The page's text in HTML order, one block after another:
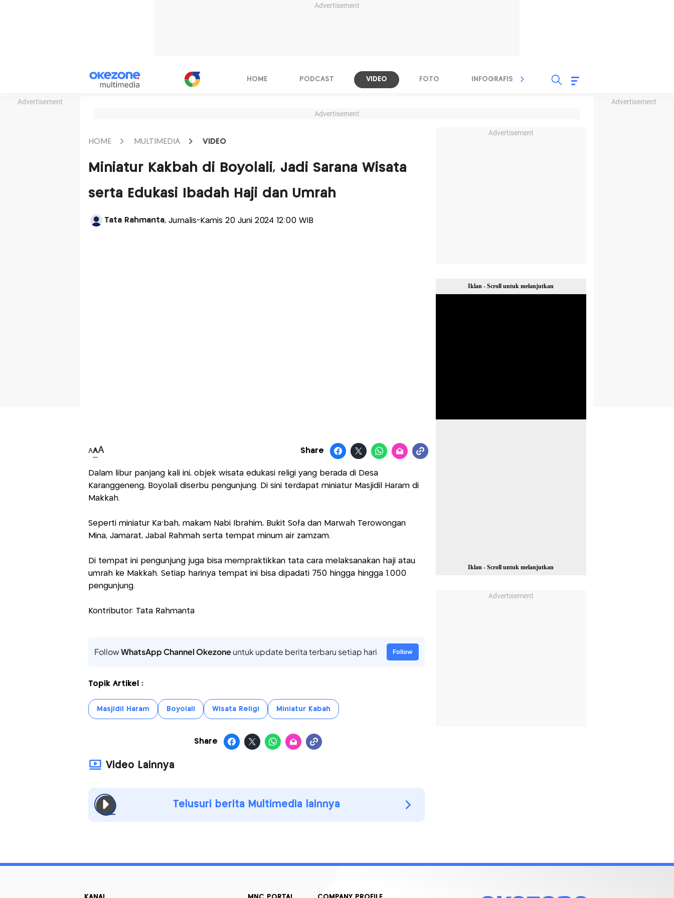
Advertisement
Advertisement Advertisement
HOME PODCAST VIDEO FOTO INFOGRAFIS TV STREAMING
Advertisement
HOME MULTIMEDIA VIDEO
Miniatur Kakbah di Boyolali, Jadi Sarana Wisata
serta Edukasi Ibadah Haji dan Umrah
Tata Rahmanta, Jurnalis-Kamis 20 Juni 2024 12:00 WIB
AAA Share
Dalam libur panjang kali ini, objek wisata edukasi religi yang berada di Desa
Karanggeneng, Boyolali diserbu pengunjung. Di sini terdapat miniatur Masjidil Haram di
Makkah.
Seperti miniatur Ka'bah, makam Nabi Ibrahim, Bukit Sofa dan Marwah Terowongan
Mina, Jamarat, Jabal Rahmah serta tempat minum air zamzam.
Di tempat ini pengunjung juga bisa mempraktikkan tata cara melaksanakan haji atau
umrah ke Makkah. Setiap harinya tempat ini bisa dipadati 750 hingga hingga 1.000
pengunjung.
Kontributor: Tata Rahmanta
FollowWhatsApp Channel Okezoneuntuk update berita terbaru setiap hari Follow
Topik Artikel :
Masjidil Haram Boyolali Wisata Religi Miniatur Kabah
Share
Video Lainnya
Telusuri berita Multimedia lainnya
Advertisement
Iklan - Scroll untuk melanjutkan
Iklan - Scroll untuk melanjutkan
Advertisement